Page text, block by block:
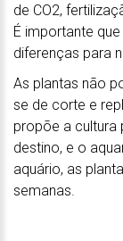
de CO2,
É importante
diferenças para
As plantas não
se de corte e
propõe a cultura
destino, e o
aquário, as
semanas.